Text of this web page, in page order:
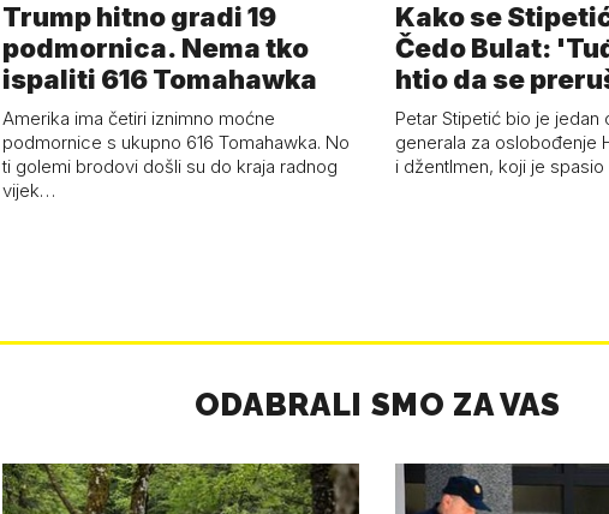
Trump hitno gradi 19
podmornica. Nema tko
ispaliti 616 Tomahawka
Amerika ima četiri iznimno moćne
podmornice s ukupno 616 Tomahawka. No
ti golemi brodovi došli su do kraja radnog
vijek…
Kako se
Čedo Bulat:
htio da se
ženu'
Petar Stipetić bio je jedan
generala za oslobođenje
i džentlmen, koji je